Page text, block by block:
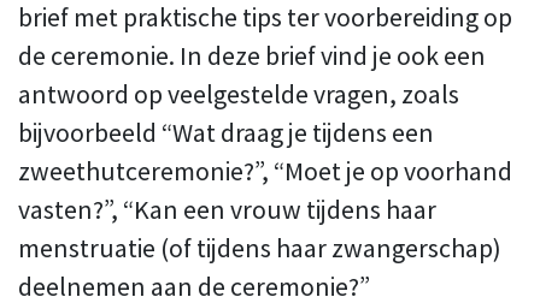
brief met praktische tips ter voorbereiding op
de ceremonie. In deze brief vind je ook een
antwoord op veelgestelde vragen, zoals
bijvoorbeeld “Wat draag je tijdens een
zweethutceremonie?”, “Moet je op voorhand
vasten?”, “Kan een vrouw tijdens haar
menstruatie (of tijdens haar zwangerschap)
deelnemen aan de ceremonie?”